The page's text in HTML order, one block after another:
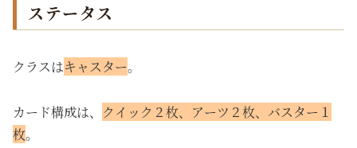
ステータス
クラスはキャスター。
カード構成は、 クイック２枚、アーツ２枚、バスター１
枚。